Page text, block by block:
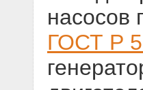
насосов
ГОСТ Р